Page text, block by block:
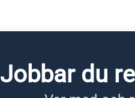
Jobbar du